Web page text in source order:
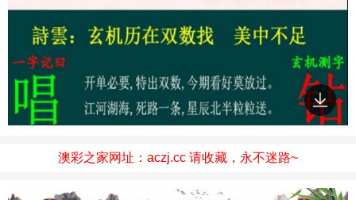
澳彩之家网址：aczj.cc 请收藏，永不迷路~